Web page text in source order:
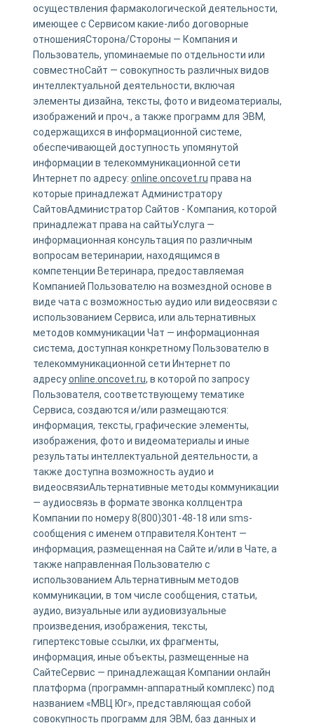
осуществления фармакологической деятельности,
имеющее с Сервисом какие-либо договорные
отношенияСторона/Стороны — Компания и
Пользователь, упоминаемые по отдельности или
совместноСайт — совокупность различных видов
интеллектуальной деятельности, включая
элементы дизайна, тексты, фото и видеоматериалы,
изображений и проч., а также программ для ЭВМ,
содержащихся в информационной системе,
обеспечивающей доступность упомянутой
информации в телекоммуникационной сети
Интернет по адресу: online.oncovet.ru права на
которые принадлежат Администратору
СайтовАдминистратор Сайтов - Компания, которой
принадлежат права на сайтыУслуга —
информационная консультация по различным
вопросам ветеринарии, находящимся в
компетенции Ветеринара, предоставляемая
Компанией Пользователю на возмездной основе в
виде чата с возможностью аудио или видеосвязи с
использованием Сервиса, или альтернативных
методов коммуникации Чат — информационная
система, доступная конкретному Пользователю в
телекоммуникационной сети Интернет по
адресуonline.oncovet.ru, в которой по запросу
Пользователя, соответствующему тематике
Сервиса, создаются и/или размещаются:
информация, тексты, графические элементы,
изображения, фото и видеоматериалы и иные
результаты интеллектуальной деятельности, а
также доступна возможность аудио и
видеосвязиАльтернативные методы коммуникации
— аудиосвязь в формате звонка коллцентра
Компании по номеру 8(800)301-48-18 или sms-
сообщения с именем отправителя.Контент —
информация, размещенная на Сайте и/или в Чате, а
также направленная Пользователю с
использованием Альтернативным методов
коммуникации, в том числе сообщения, статьи,
аудио, визуальные или аудиовизуальные
произведения, изображения, тексты,
гипертекстовые ссылки, их фрагменты,
информация, иные объекты, размещенные на
СайтеСервис — принадлежащая Компании онлайн
платформа (программн-аппаратный комплекс) под
названием «МВЦ Юг», представляющая собой
совокупность программ для ЭВМ, баз данных и